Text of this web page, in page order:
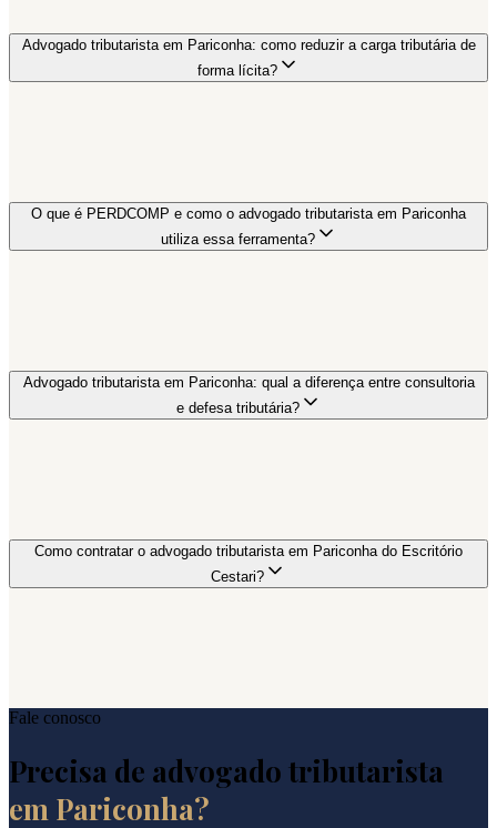
Advogado tributarista em Pariconha: como reduzir a carga tributária de
forma lícita?
O que é PERDCOMP e como o advogado tributarista em Pariconha
utiliza essa ferramenta?
Advogado tributarista em Pariconha: qual a diferença entre consultoria
e defesa tributária?
Como contratar o advogado tributarista em Pariconha do Escritório
Cestari?
Fale conosco
Precisa de advogado tributarista
em Pariconha?